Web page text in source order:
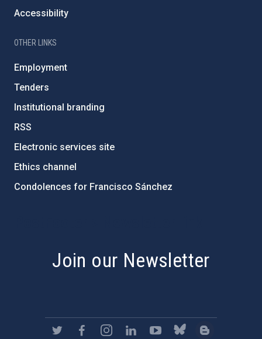
Accessibility
OTHER LINKS
Employment
Tenders
Institutional branding
RSS
Electronic services site
Ethics channel
Condolences for Francisco Sánchez
Join our Newsletter